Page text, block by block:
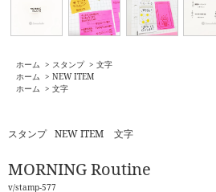
ホーム > スタンプ > 文字
ホーム > NEW ITEM
ホーム > 文字
スタンプ NEW ITEM 文字
MORNING Routine
v/stamp-577